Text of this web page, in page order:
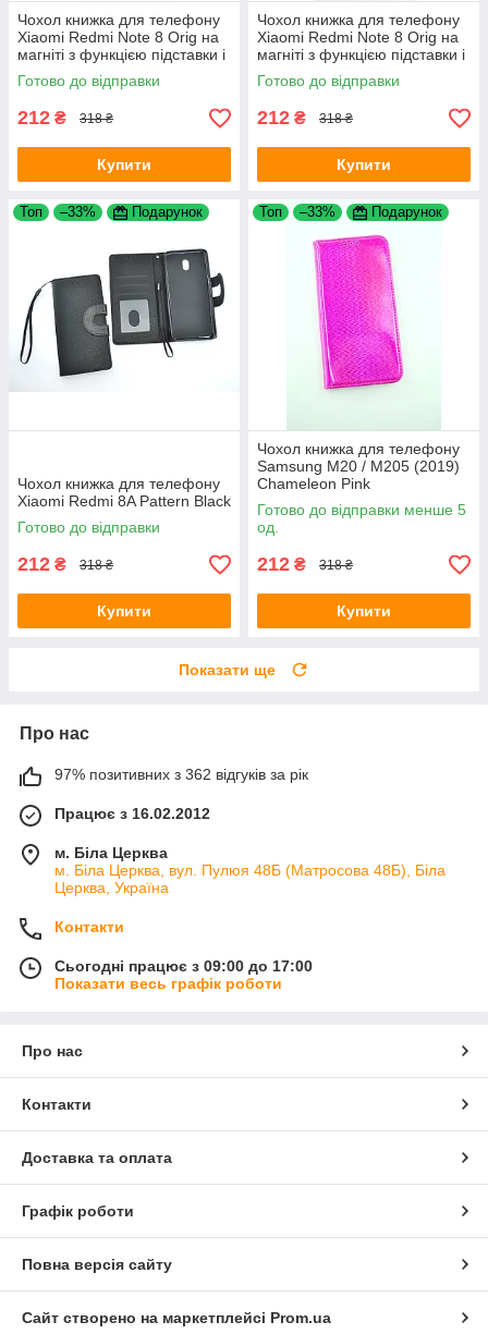
Чохол книжка для телефону
Xiaomi Redmi Note 8 Orig на
магніті з функцією підставки і
кишенею для карт Rose Gold
4you
Готово до відправки
212 ₴ 318 ₴
Купити
Чохол книжка для телефону
Xiaomi Redmi Note 8 Orig на
магніті з функцією підставки і
кишенею для карток Black
4you
Готово до відправки
212 ₴ 318 ₴
Купити
Топ –33% Подарунок
Чохол книжка для телефону
Xiaomi Redmi 8A Pattern Black
Готово до відправки
212 ₴ 318 ₴
Купити
Топ –33% Подарунок
Чохол книжка для телефону
Samsung M20 / M205 (2019)
Chameleon Pink
Готово до відправки менше 5
од.
212 ₴ 318 ₴
Купити
Показати ще
Про нас
97% позитивних з 362 відгуків за рік
Працює з 16.02.2012
м. Біла Церква
м. Біла Церква, вул. Пулюя 48Б (Матросова 48Б), Біла
Церква, Україна
Контакти
Сьогодні працює з 09:00 до 17:00
Показати весь графік роботи
Про нас
Контакти
Доставка та оплата
Графік роботи
Повна версія сайту
Сайт створено на маркетплейсі Prom.ua